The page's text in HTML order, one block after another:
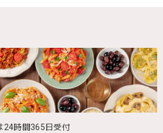
24時間365日受付